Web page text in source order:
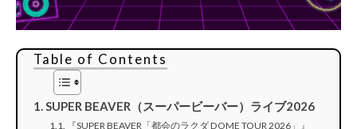
Table of Contents
SUPER BEAVER（スーパービーバー）ライブ2026
『SUPER BEAVER「都会のラクダ DOME TOUR 2026」』